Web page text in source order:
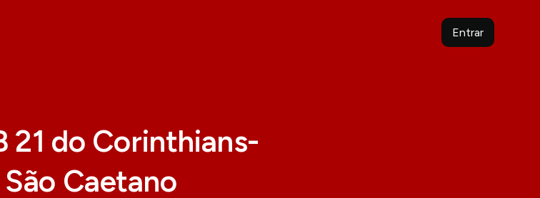
Entrar
21 do Corinthians-
Caetano